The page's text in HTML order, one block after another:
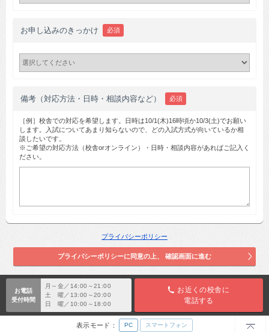
お申し込みのきっかけ 必須
備考（対応方法・日時・相談内容など） 必須
［例］校舎での対応を希望します。日時は10/1(木)16時頃か10/3(土)でお願い
します。入試についてあまり知らないので、どの入試方式が向いているか相
談したいです。
※ご希望の対応方法（校舎orオンライン）・日時・相談内容があればご記入く
ださい。
プライバシーポリシー
お電話
受付時間
月～金／14:00～21:00
土 曜／13:00～20:00
日 曜／10:00～18:00
お近くの校舎に
電話する
表示モード： PC スマートフォン